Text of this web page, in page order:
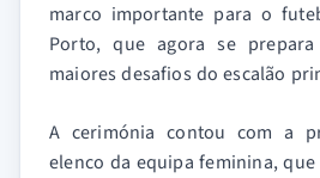
marco importante para o
Porto, que agora se
maiores desafios do escalão
A cerimónia contou com a
elenco da equipa feminina,